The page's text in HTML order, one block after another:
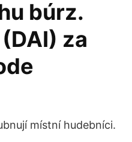
búrz.
za
místní hudebníci.